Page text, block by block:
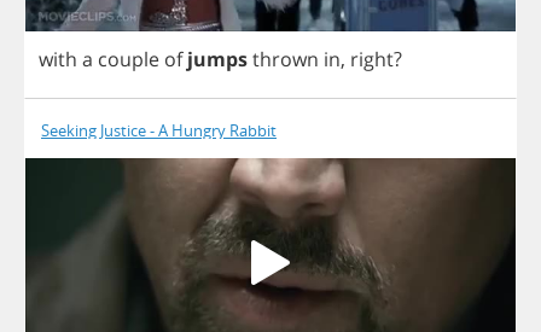
with a couple of jumpsthrown in, right?
Seeking Justice - A Hungry Rabbit